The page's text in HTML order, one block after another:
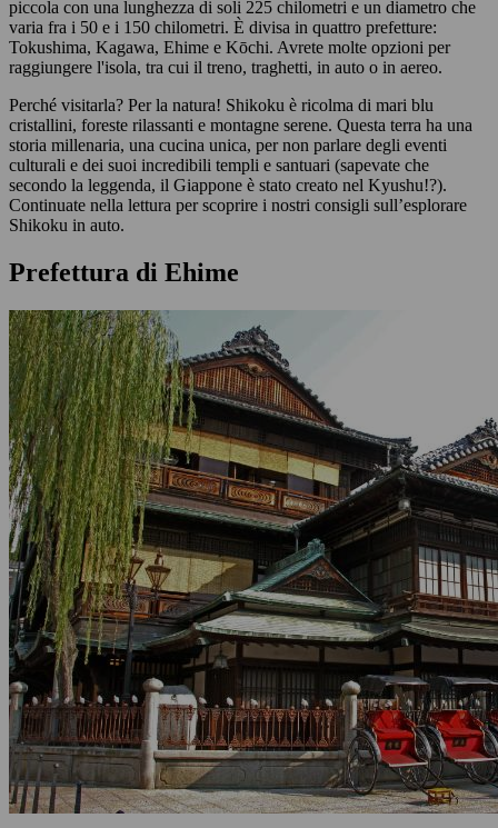
piccola con una lunghezza di soli 225 chilometri e un diametro che
varia fra i 50 e i 150 chilometri. È divisa in quattro prefetture:
Tokushima, Kagawa, Ehime e Kōchi. Avrete molte opzioni per
raggiungere l'isola, tra cui il treno, traghetti, in auto o in aereo.
Perché visitarla? Per la natura! Shikoku è ricolma di mari blu
cristallini, foreste rilassanti e montagne serene. Questa terra ha una
storia millenaria, una cucina unica, per non parlare degli eventi
culturali e dei suoi incredibili templi e santuari (sapevate che
secondo la leggenda, il Giappone è stato creato nel Kyushu!?).
Continuate nella lettura per scoprire i nostri consigli sull’esplorare
Shikoku in auto.
Prefettura di Ehime